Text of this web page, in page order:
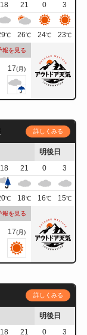
18 21 0
3
℃ 26℃ 24℃ 23℃
報を見る
17(月)
詳しくみる
明後日
18 21 0
3
℃ 18℃ 16℃ 15℃
報を見る
17(月)
詳しくみる
明後日
18 21 0 3